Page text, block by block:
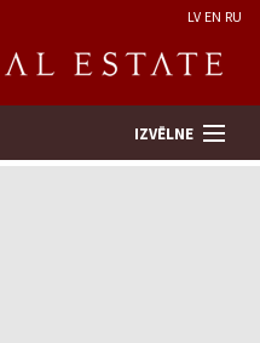
LV EN RU
IZVĒLNE